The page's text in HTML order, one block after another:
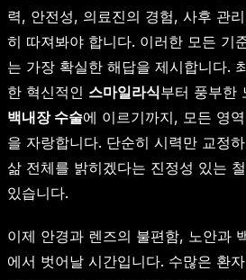
력, 안전성, 의료진의 경험, 사후 관
히 따져봐야 합니다. 이러한 모든 기
는 가장 확실한 해답을 제시합니다.
한 혁신적인 스마일라식부터 풍부한
백내장 수술에 이르기까지, 모든 영
을 자랑합니다. 단순히 시력만 교정
삶 전체를 밝히겠다는 진정성 있는
있습니다.
이제 안경과 렌즈의 불편함, 노안과
에서 벗어날 시간입니다. 수많은 환